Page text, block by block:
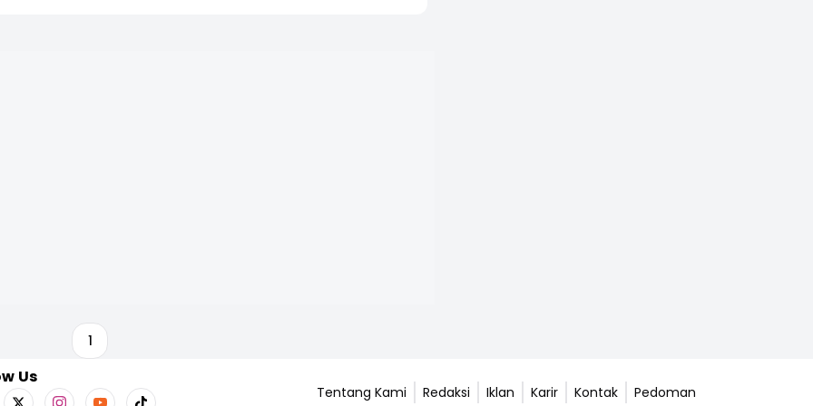
1
Us
Tentang Kami Redaksi Iklan Karir Kontak Pedoman